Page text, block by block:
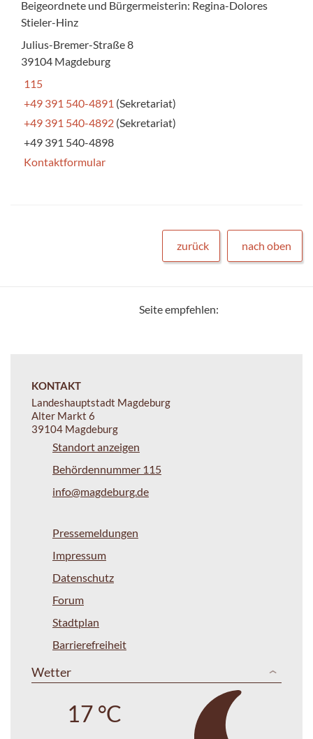
Beigeordnete und Bürgermeisterin: Regina-Dolores
Stieler-Hinz
Julius-Bremer-Straße 8
39104 Magdeburg
115
+49 391 540-4891 (Sekretariat)
+49 391 540-4892 (Sekretariat)
+49 391 540-4898
Kontaktformular
zurück nach oben
Seite empfehlen:
KONTAKT
Landeshauptstadt Magdeburg
Alter Markt 6
39104 Magdeburg
Standort anzeigen
Behördennummer 115
info@magdeburg.de
Pressemeldungen
Impressum
Datenschutz
Forum
Stadtplan
Barrierefreiheit
Wetter
17 °C